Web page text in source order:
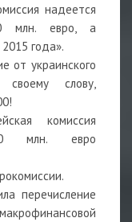
надеется
млн. евро, а
года».
от украинского
своему слову,
комиссия
млн. евро
перечисление